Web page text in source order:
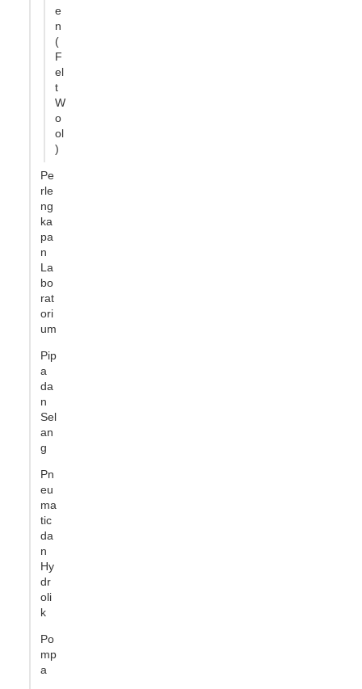
e
n
(
F
el
t
W
o
ol
)
Pe
rle
ng
ka
pa
n
La
bo
rat
ori
um
Pip
a
da
n
Sel
an
g
Pn
eu
ma
tic
da
n
Hy
dr
oli
k
Po
mp
a